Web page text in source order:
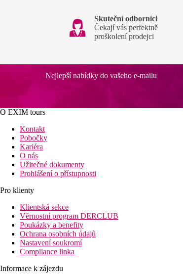
Skuteční odborníci
Čekají vás perfektně
proškolení prodejci
Nejlepší nabídky do vašeho e-mailu
O EXIM tours
Kontakt
Pobočky
Kariéra
O nás
Užitečné dokumenty
Prohlášení o přístupnosti
Pro klienty
Klientská sekce
Věrnostní program DERCLUB
Poukázky a benefity
Ochrana osobních údajů
Nastavení soukromí
Compliance linka
Informace k zájezdu